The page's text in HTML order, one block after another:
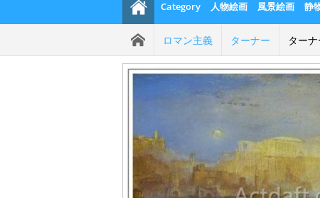
Category 人物絵画 風景絵画 静
ロマン主義 ターナー ター